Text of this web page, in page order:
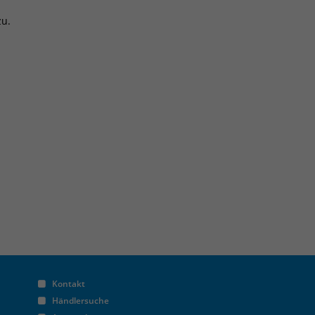
Kontakt
Händlersuche